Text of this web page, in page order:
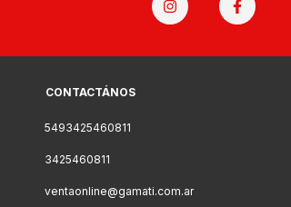
CONTACTÁNOS
5493425460811
3425460811
ventaonline@gamati.com.ar